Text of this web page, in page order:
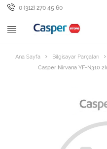
0 (312) 270 45 60
Ana Sayfa Bilgisayar Parçaları
Casper Nirvana YF-N310